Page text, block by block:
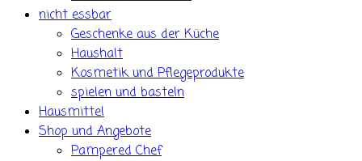
nicht essbar
Geschenke aus der Küche
Haushalt
Kosmetik und Pflegeprodukte
spielen und basteln
Hausmittel
Shop und Angebote
Pampered Chef